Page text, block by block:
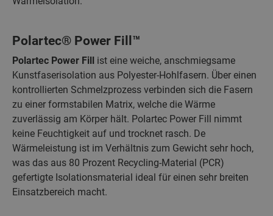
Polartec® Power Fill™
Polartec Power Fill ist eine weiche, anschmiegsame
Kunstfaserisolation aus Polyester-Hohlfasern. Über einen
kontrollierten Schmelzprozess verbinden sich die Fasern
zu einer formstabilen Matrix, welche die Wärme
zuverlässig am Körper hält. Polartec Power Fill nimmt
keine Feuchtigkeit auf und trocknet rasch. De
Wärmeleistung ist im Verhältnis zum Gewicht sehr hoch,
was das aus 80 Prozent Recycling-Material (PCR)
gefertigte Isolationsmaterial ideal für einen sehr breiten
Einsatzbereich macht.